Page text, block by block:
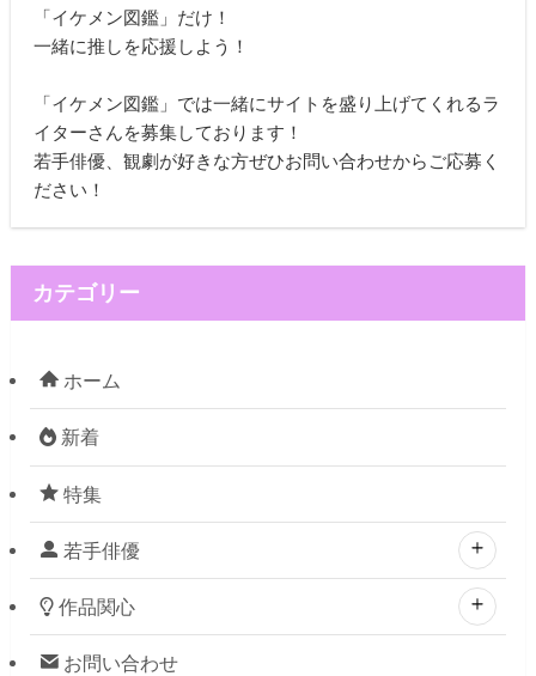
「イケメン図鑑」だけ！
一緒に推しを応援しよう！
「イケメン図鑑」では一緒にサイトを盛り上げてくれるラ
イターさんを募集しております！
若手俳優、観劇が好きな方ぜひお問い合わせからご応募く
ださい！
カテゴリー
ホーム
新着
特集
若手俳優
作品関心
お問い合わせ